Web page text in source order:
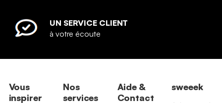
UN SERVICE CLIENT
à votre écoute
Vous
inspirer
Nos
services
Aide &
Contact
sweeek